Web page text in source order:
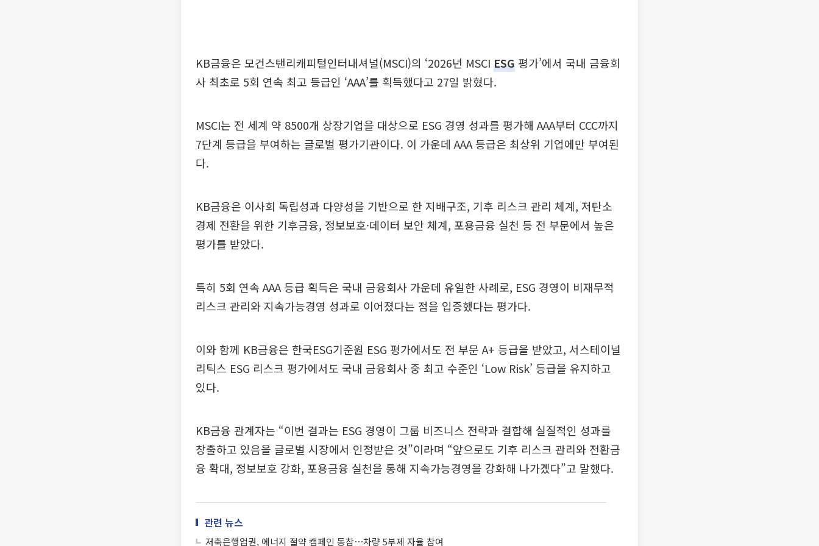
KB금융은 모건스탠리캐피털인터내셔널(MSCI)의 ‘2026년 MSCI ESG 평가’에서 국내 금융회
사 최초로 5회 연속 최고 등급인 ‘AAA’를 획득했다고 27일 밝혔다.
MSCI는 전 세계 약 8500개 상장기업을 대상으로 ESG 경영 성과를 평가해 AAA부터 CCC까지
7단계 등급을 부여하는 글로벌 평가기관이다. 이 가운데 AAA 등급은 최상위 기업에만 부여된
다.
KB금융은 이사회 독립성과 다양성을 기반으로 한 지배구조, 기후 리스크 관리 체계, 저탄소
경제 전환을 위한 기후금융, 정보보호·데이터 보안 체계, 포용금융 실천 등 전 부문에서 높은
평가를 받았다.
특히 5회 연속 AAA 등급 획득은 국내 금융회사 가운데 유일한 사례로, ESG 경영이 비재무적
리스크 관리와 지속가능경영 성과로 이어졌다는 점을 입증했다는 평가다.
이와 함께 KB금융은 한국ESG기준원 ESG 평가에서도 전 부문 A+ 등급을 받았고, 서스테이널
리틱스 ESG 리스크 평가에서도 국내 금융회사 중 최고 수준인 ‘Low Risk’ 등급을 유지하고
있다.
KB금융 관계자는 “이번 결과는 ESG 경영이 그룹 비즈니스 전략과 결합해 실질적인 성과를
창출하고 있음을 글로벌 시장에서 인정받은 것”이라며 “앞으로도 기후 리스크 관리와 전환금
융 확대, 정보보호 강화, 포용금융 실천을 통해 지속가능경영을 강화해 나가겠다”고 말했다.
관련 뉴스
저축은행업권, 에너지 절약 캠페인 동참⋯차량 5부제 자율 참여